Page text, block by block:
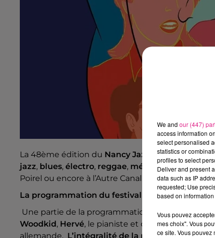
La 48ème édition du Nancy Jazz Pulsationsva
jazz, blues, électro, reggae, métal ,funk,rapau
Poirel ou encore à l’Autre Canal.
La programmation du festival
Une partie de la programmation a déjà été
Woodkid, Hervé, le pianiste et chanteurJamie
allemande. L’intégralité de la programmation
We and our (447)
access information
select personalised
statistics or
profiles to select
Deliver and present
data such as IP
requested; Use
based on
Vous pouvez
mes choix". Vous
ce site. Vous pouvez